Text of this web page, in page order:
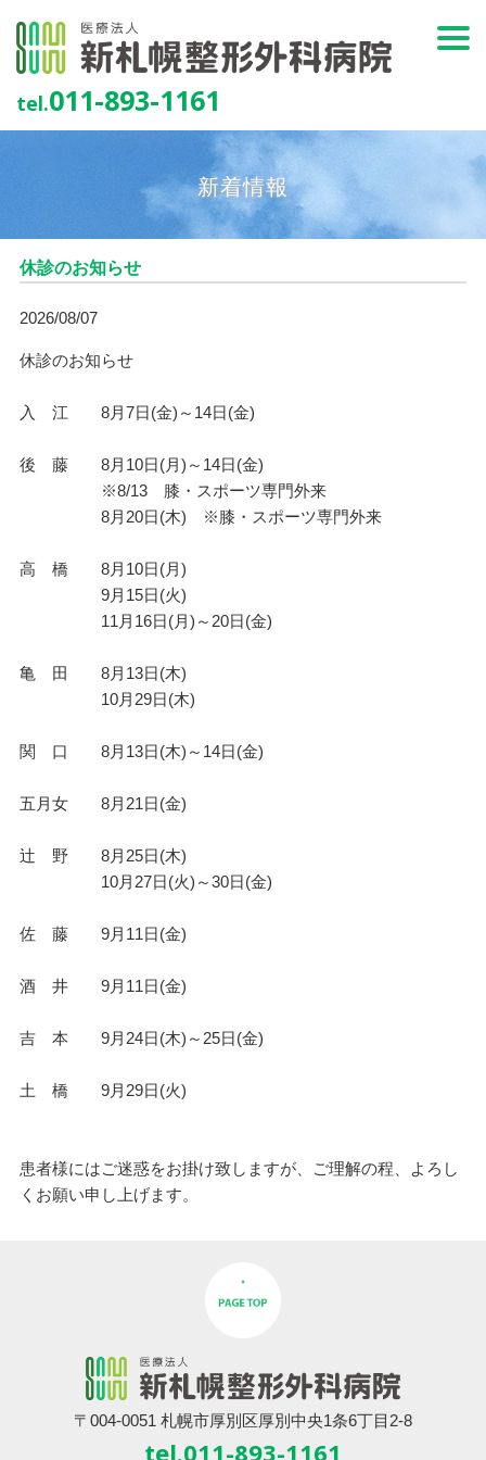
tel.011-893-1161
新着情報
休診のお知らせ
2026/08/07
休診のお知らせ
入 江 8月7日(金)～14日(金)
後 藤 8月10日(月)～14日(金)
※8/13 膝・スポーツ専門外来
8月20日(木) ※膝・スポーツ専門外来
高 橋 8月10日(月)
9月15日(火)
11月16日(月)～20日(金)
亀 田 8月13日(木)
10月29日(木)
関 口 8月13日(木)～14日(金)
五月女 8月21日(金)
辻 野 8月25日(木)
10月27日(火)～30日(金)
佐 藤 9月11日(金)
酒 井 9月11日(金)
吉 本 9月24日(木)～25日(金)
土 橋 9月29日(火)
患者様にはご迷惑をお掛け致しますが、ご理解の程、よろし
くお願い申し上げます。
〒004-0051 札幌市厚別区厚別中央1条6丁目2-8
tel.011-893-1161